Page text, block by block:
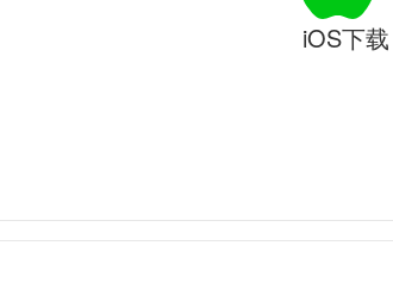
iOS下载